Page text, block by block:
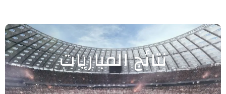
نتائج المباريات